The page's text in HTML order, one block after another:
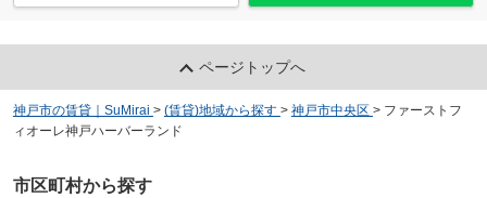
ページトップへ
神戸市の賃貸｜SuMirai > (賃貸)地域から探す > 神戸市中央区 > ファーストフ
ィオーレ神戸ハーバーランド
市区町村から探す